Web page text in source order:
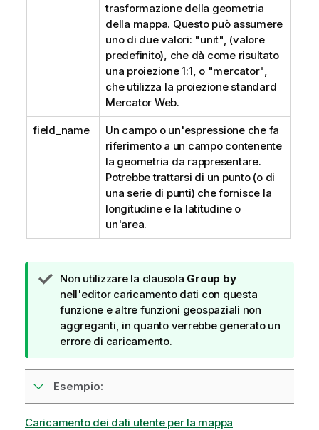
trasformazione della geometria
della mappa. Questo può assumere
uno di due valori: "unit", (valore
predefinito), che dà come risultato
una proiezione 1:1, o "mercator",
che utilizza la proiezione standard
Mercator Web.
field_name
Un campo o un'espressione che fa
riferimento a un campo contenente
la geometria da rappresentare.
Potrebbe trattarsi di un punto (o di
una serie di punti) che fornisce la
longitudine e la latitudine o
un'area.
N
o
t
a
d
s
u
g
g
Non utilizzare la clausola Group by
nell'editor caricamento dati con questa
funzione e altre funzioni geospaziali non
aggreganti, in quanto verrebbe generato un
errore di caricamento.
Esempio:
Caricamento dei dati utente per la mappa